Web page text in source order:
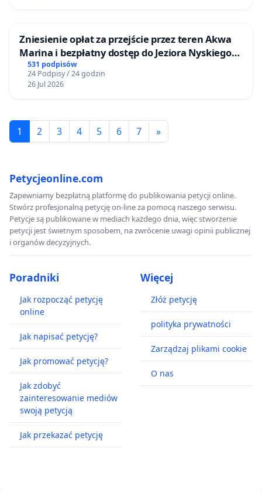
Zniesienie opłat za przejście przez teren Akwa
Marina i bezpłatny dostęp do Jeziora Nyskiego
dla mieszkańców Gminy Nysa
531 podpisów
24 Podpisy / 24 godzin
26 Jul 2026
1 2 3 4 5 6 7 »
Petycjeonline.com
Zapewniamy bezpłatną platformę do publikowania petycji online.
Stwórz profesjonalną petycję on-line za pomocą naszego serwisu.
Petycje są publikowane w mediach każdego dnia, więc stworzenie
petycji jest świetnym sposobem, na zwrócenie uwagi opinii publicznej
i organów decyzyjnych.
Poradniki
Jak rozpocząć petycję
online
Jak napisać petycję?
Jak promować petycję?
Jak zdobyć
zainteresowanie mediów
swoją petycją
Jak przekazać petycję
Więcej
Złóż petycję
polityka prywatności
Zarządzaj plikami cookie
O nas